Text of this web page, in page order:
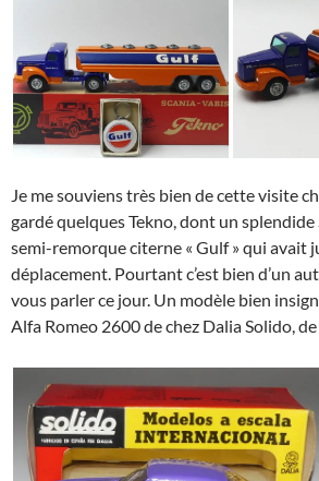
Je me souviens très bien de cette visite
gardé quelques Tekno, dont un
semi-remorque citerne « Gulf » qui avait
déplacement. Pourtant c’est bien d’un
vous parler ce jour. Un modèle bien
Alfa Romeo 2600 de chez Dalia Solido,